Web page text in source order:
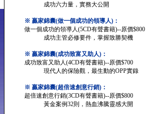
成功六力量，實務大公開
※ 贏家錦囊(做一個成功的領導人)：
做一個成功的領導人(5CD有聲書籍)--原價$800
成功主管必修要件，掌握致勝契機
※ 贏家錦囊(成功致富又助人)：
成功致富又助人(4CD有聲書籍)--原價$700
現代人的保險觀，最生動的OPP實錄
※ 贏家錦囊(超倍速創意行銷)：
超倍速創意行銷(3CD有聲書籍)--原價$800
黃金案例32則，熱血沸騰靈感大開